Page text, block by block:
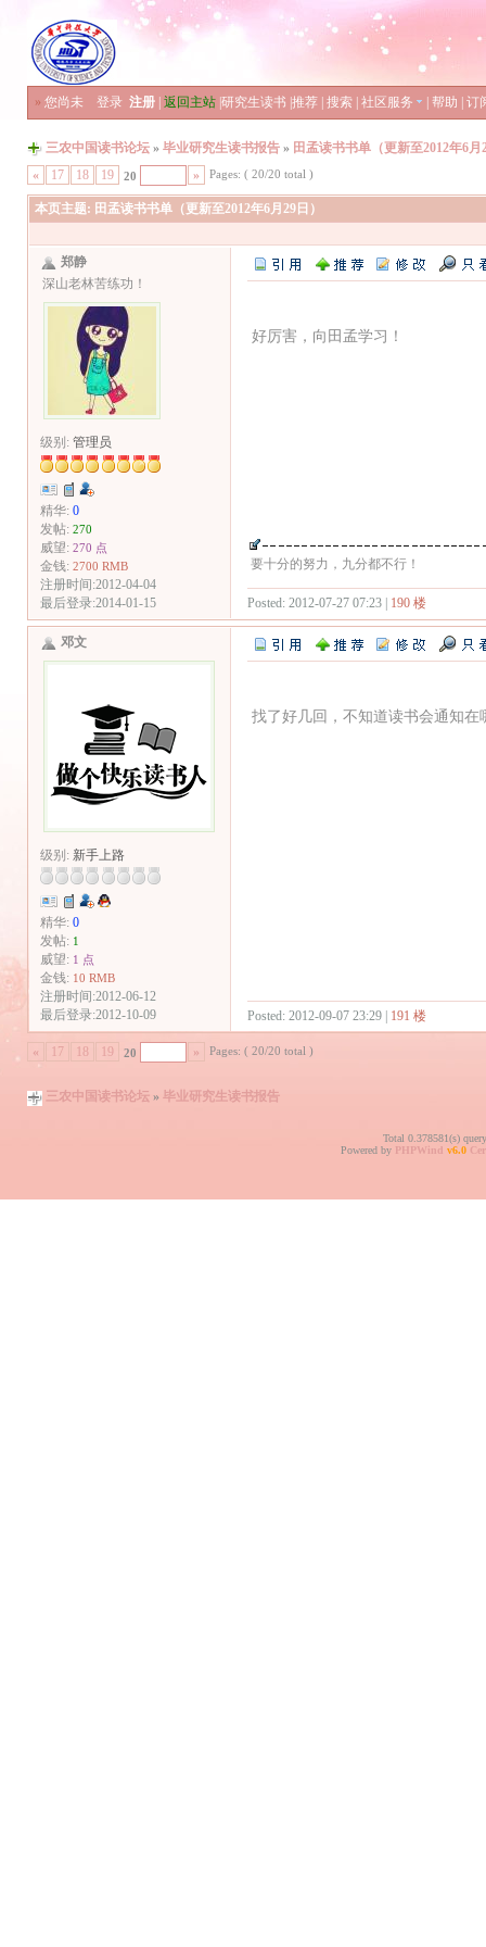
» 您尚未 登录 注册 返回主站 研究生读书 推荐 搜索 社区服务 帮助 订
三农中国读书论坛 » 毕业研究生读书报告 » 田孟读书书单（更新至2012年6月
«
17 18 19 20 » Pages: ( 20/20 total )
本页主题: 田孟读书书单（更新至2012年6月29日）
郑静
深山老林苦练功！
级别: 管理员
精华: 0
发帖: 270
威望: 270 点
金钱: 2700 RMB
注册时间:2012-04-04
最后登录:2014-01-15
好厉害，向田孟学习！
要十分的努力，九分都不行！
Posted: 2012-07-27 07:23 | 190 楼
邓文
级别: 新手上路
精华: 0
发帖: 1
威望: 1 点
金钱: 10 RMB
注册时间:2012-06-12
最后登录:2012-10-09
找了好几回，不知道读书会通知在
Posted: 2012-09-07 23:29 | 191 楼
« 17 18 19 20 » Pages: ( 20/20 total )
三农中国读书论坛 » 毕业研究生读书报告
Total 0.378581(s)
Powered by PHPWind v6.0